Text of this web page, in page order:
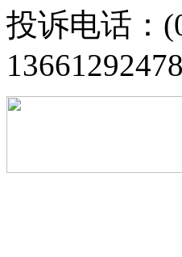
投诉电话：
13661292478